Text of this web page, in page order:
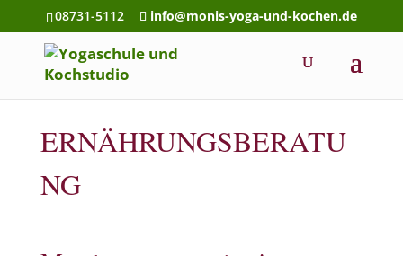
08731-5112 info@monis-yoga-und-kochen.de
ERNÄHRUNGSBERATU
NG